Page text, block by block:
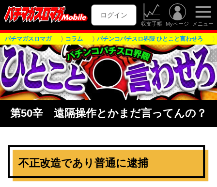
ログイン
収支手帳 Myページ メニュー
パチマガスロマガ コラム パチンコパチスロ界隈 ひとこと言わせろ
第50辛 遠隔操作とかまだ言ってんの？
不正改造であり普通に逮捕